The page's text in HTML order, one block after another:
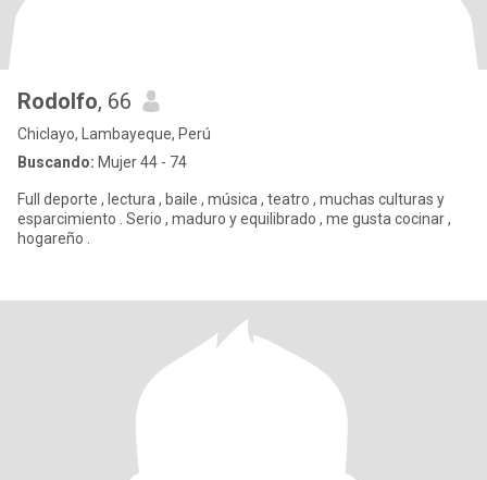
Rodolfo, 66
Chiclayo, Lambayeque, Perú
Buscando: Mujer 44 - 74
Full deporte , lectura , baile , música , teatro , muchas culturas y
esparcimiento . Serio , maduro y equilibrado , me gusta cocinar ,
hogareño .